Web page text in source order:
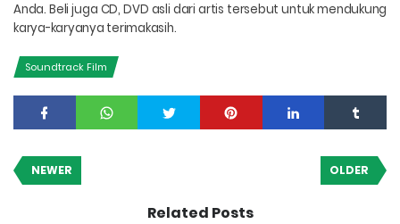
Anda. Beli juga CD, DVD asli dari artis tersebut untuk mendukung
karya-karyanya terimakasih.
Soundtrack Film
NEWER OLDER
Related Posts